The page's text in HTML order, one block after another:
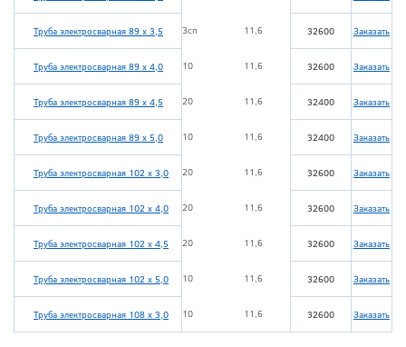
Труба электросварная 89 х 3,5 3сп 11,6 32600 Заказать
Труба электросварная 89 х 4,0 10 11,6 32600 Заказать
Труба электросварная 89 х 4,5 20 11,6 32400 Заказать
Труба электросварная 89 х 5,0 10 11,6 32400 Заказать
Труба электросварная 102 х 3,0 20 11,6 32600 Заказать
Труба электросварная 102 х 4,0 20 11,6 32600 Заказать
Труба электросварная 102 х 4,5 20 11,6 32600 Заказать
Труба электросварная 102 х 5,0 10 11,6 32600 Заказать
Труба электросварная 108 х 3,0 10 11,6 32600 Заказать